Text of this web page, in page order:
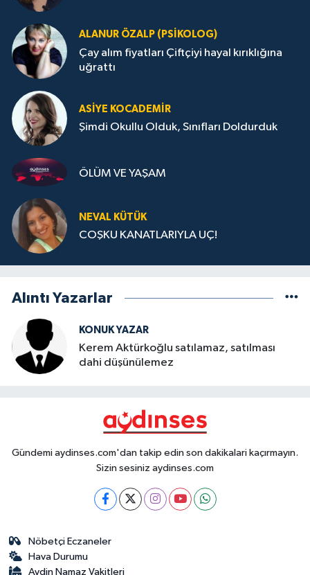
ALANUR ÖZALP (PSIKOLOG)
Çay alım fiyatları Çiftçiyi hayal kırıklığına
uğrattı
ASIYE KOCADEMİR
Şimdi Okullu Olduk, Sınıfları Doldurduk
ÖLÜM VE YAŞAM
NEVAL KÜTÜK
COŞKU KANATLARIYLA UÇ!
Alıntı Yazarlar
KONUK YAZAR
Kerem Aktürkoğlu satılamaz, satılması
dahi düşünülemez
Gündemi aydinses.com'dan takip edin son dakikalari kaçırmayın.
Sizin sesiniz aydinses.com
Nöbetçi Eczaneler
Hava Durumu
Aydin Namaz Vakitleri